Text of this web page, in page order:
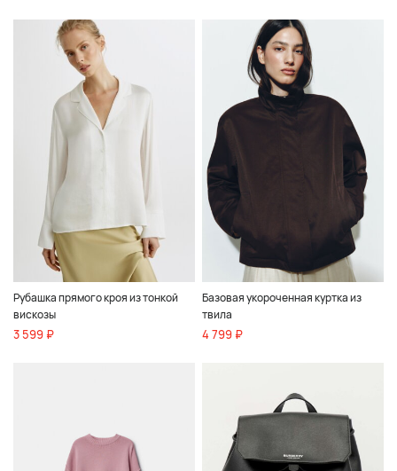
Рубашка прямого кроя из тонкой
вискозы
3 599 ₽
Базовая укороченная куртка из
твила
4 799 ₽